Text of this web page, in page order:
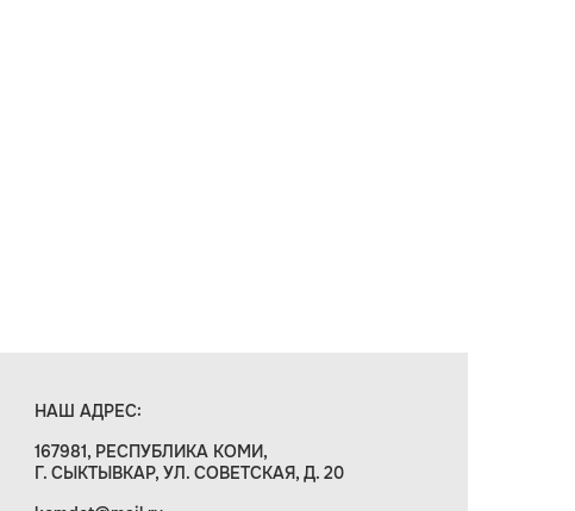
НАШ АДРЕС:
167981, РЕСПУБЛИКА КОМИ,
Г. СЫКТЫВКАР, УЛ. СОВЕТСКАЯ, Д. 20